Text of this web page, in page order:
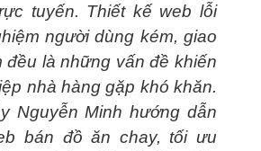
tuyến. Thiết kế web lỗi
người dùng kém, giao
đều là những vấn đề khiến
nhà hàng gặp khó khăn.
Nguyễn Minh hướng dẫn
bán đồ ăn chay, tối ưu